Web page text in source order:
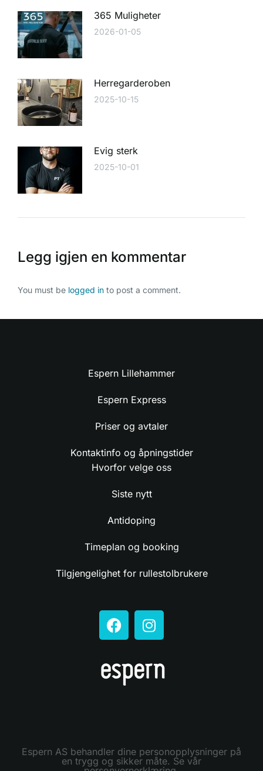
365 Muligheter
2026-01-05
Herregarderoben
2025-10-15
Evig sterk
2025-10-01
Legg igjen en kommentar
You must be logged in to post a comment.
Espern Lillehammer
Espern Express
Priser og avtaler
Kontaktinfo og åpningstider
Hvorfor velge oss
Siste nytt
Antidoping
Timeplan og booking
Tilgjengelighet for rullestolbrukere
Espern AS behandler dine personopplysninger på
en trygg og sikker måte. Se vår